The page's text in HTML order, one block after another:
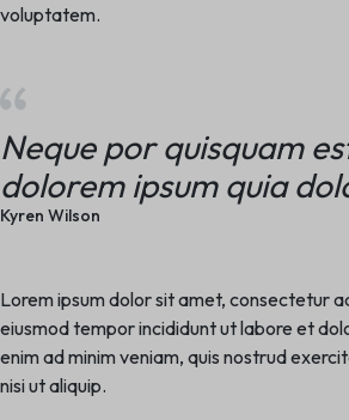
voluptatem.
Neque por quisquam
dolorem ipsum quia
Kyren Wilson
Lorem ipsum dolor sit amet, consectetur
eiusmod tempor incididunt ut labore et
enim ad minim veniam, quis nostrud
nisi ut aliquip.